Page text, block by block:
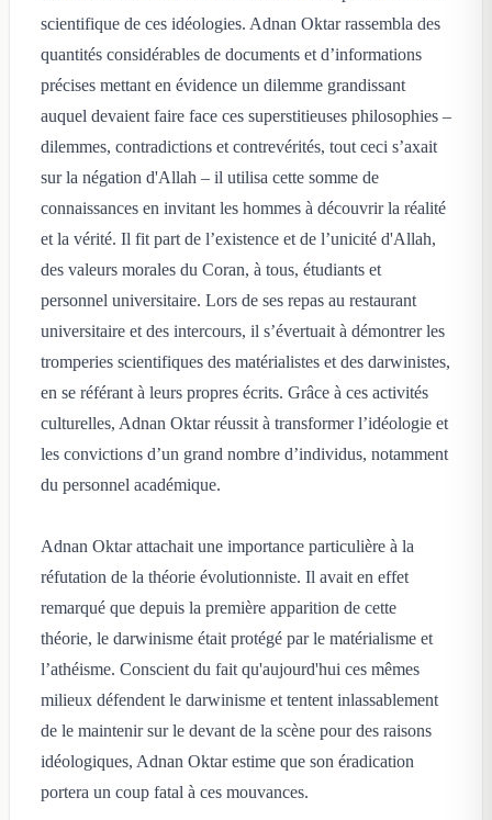
scientifique de ces idéologies. Adnan Oktar rassembla des
quantités considérables de documents et d’informations
précises mettant en évidence un dilemme grandissant
auquel devaient faire face ces superstitieuses philosophies –
dilemmes, contradictions et contrevérités, tout ceci s’axait
sur la négation d'Allah – il utilisa cette somme de
connaissances en invitant les hommes à découvrir la réalité
et la vérité. Il fit part de l’existence et de l’unicité d'Allah,
des valeurs morales du Coran, à tous, étudiants et
personnel universitaire. Lors de ses repas au restaurant
universitaire et des intercours, il s’évertuait à démontrer les
tromperies scientifiques des matérialistes et des darwinistes,
en se référant à leurs propres écrits. Grâce à ces activités
culturelles, Adnan Oktar réussit à transformer l’idéologie et
les convictions d’un grand nombre d’individus, notamment
du personnel académique.
Adnan Oktar attachait une importance particulière à la
réfutation de la théorie évolutionniste. Il avait en effet
remarqué que depuis la première apparition de cette
théorie, le darwinisme était protégé par le matérialisme et
l’athéisme. Conscient du fait qu'aujourd'hui ces mêmes
milieux défendent le darwinisme et tentent inlassablement
de le maintenir sur le devant de la scène pour des raisons
idéologiques, Adnan Oktar estime que son éradication
portera un coup fatal à ces mouvances.